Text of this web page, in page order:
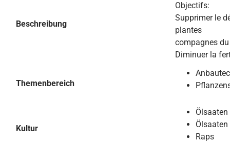
Beschreibung
Objectifs:
Supprimer le
plantes
compagnes
Diminuer la
Themenbereich
Kultur
Ölsaaten
Raps